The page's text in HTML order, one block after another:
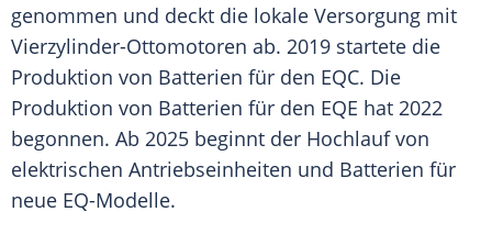
genommen und deckt die lokale Versorgung mit
Vierzylinder-Ottomotoren ab. 2019 startete die
Produktion von Batterien für den EQC. Die
Produktion von Batterien für den EQE hat 2022
begonnen. Ab 2025 beginnt der Hochlauf von
elektrischen Antriebseinheiten und Batterien für
neue EQ-Modelle.